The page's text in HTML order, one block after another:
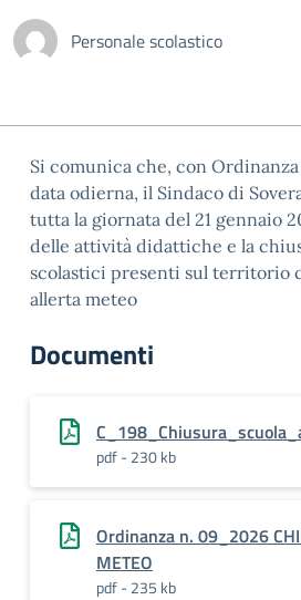
Personale scolastico
Si comunica che, con
data odierna, il Sindaco di
tutta la giornata del 21 gennaio
delle attività didattiche e la
scolastici presenti sul territorio
allerta meteo
Documenti
pdf - 230 kb
Ordinanza n. 09_2026
METEO
pdf - 235 kb